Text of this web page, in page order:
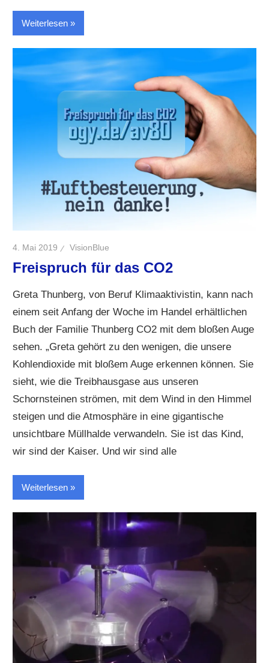
Weiterlesen
4. Mai 2019 VisionBlue
Freispruch für das CO2
Greta Thunberg, von Beruf Klimaaktivistin, kann nach
einem seit Anfang der Woche im Handel erhältlichen
Buch der Familie Thunberg CO2 mit dem bloßen Auge
sehen. „Greta gehört zu den wenigen, die unsere
Kohlendioxide mit bloßem Auge erkennen können. Sie
sieht, wie die Treibhausgase aus unseren
Schornsteinen strömen, mit dem Wind in den Himmel
steigen und die Atmosphäre in eine gigantische
unsichtbare Müllhalde verwandeln. Sie ist das Kind,
wir sind der Kaiser. Und wir sind alle
Weiterlesen